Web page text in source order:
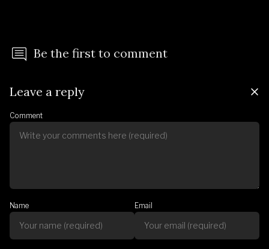
Be the first to comment
Leave a reply
Comment
Name Email